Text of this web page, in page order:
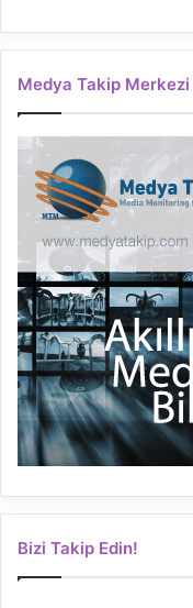
Medya Takip Merkezi
Bizi Takip Edin!